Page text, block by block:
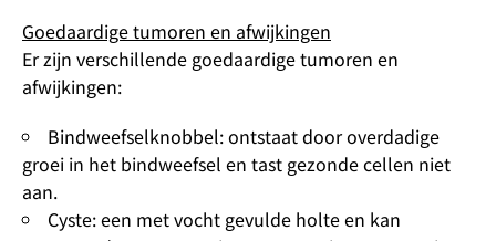
Goedaardige tumoren en afwijkingen
Er zijn verschillende goedaardige tumoren en
afwijkingen:
Bindweefselknobbel: ontstaat door overdadige
groei in het bindweefsel en tast gezonde cellen niet
aan.
Cyste: een met vocht gevulde holte en kan